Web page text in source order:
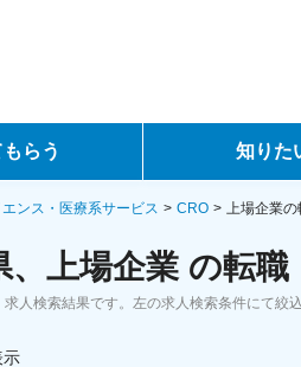
らう 知りた
転職ノウハウ
データで見る転職
ンス・医療系サービス CRO 上場企業の
、上場企業 の転
人検索結果です。左の求人検索条件にて絞込
示